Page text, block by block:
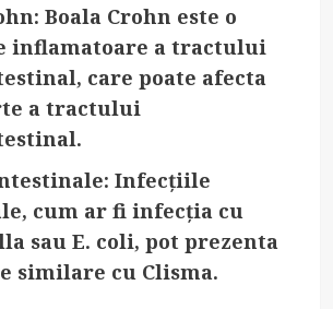
: Boala Crohn este o
inflamatoare a tractului
care poate afecta
a tractului
: Infecțiile
cum ar fi infecția cu
sau E. coli, pot prezenta
similare cu Clisma.